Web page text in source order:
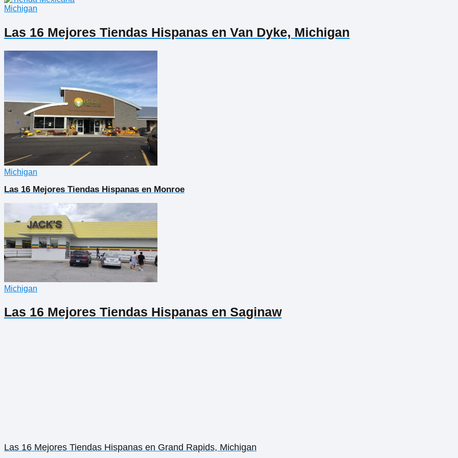
Michigan
Las 16 Mejores Tiendas Hispanas en Van Dyke, Michigan
Michigan
Las 16 Mejores Tiendas Hispanas en Monroe
Michigan
Las 16 Mejores Tiendas Hispanas en Saginaw
Las 16 Mejores Tiendas Hispanas en Grand Rapids, Michigan